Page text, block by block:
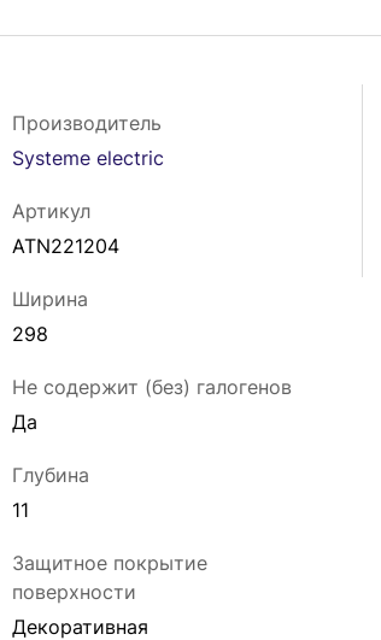
Производитель
Systeme electric
Артикул
ATN221204
Ширина
298
Не содержит (без) галогенов
Да
Глубина
11
Защитное покрытие
поверхности
Декоративная